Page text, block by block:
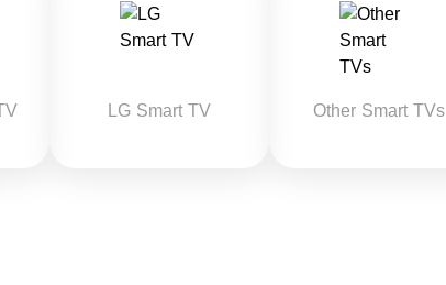
LG Smart TV Other Smart TVs